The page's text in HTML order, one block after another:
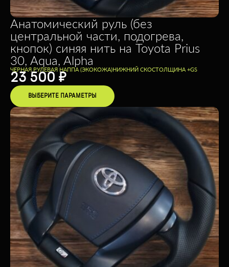
Анатомический руль (без
центральной части, подогрева,
кнопок) синяя нить на Toyota Prius
30, Aqua, Alpha
ЧЕРНАЯ РУЛЕВАЯ НАППА (ЭКОКОЖА)НИЖНИЙ СКОСТОЛЩИНА +GS
23 500 ₽
ВЫБЕРИТЕ ПАРАМЕТРЫ